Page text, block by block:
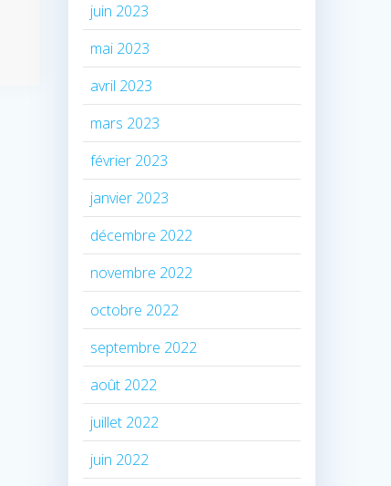
juin 2023
mai 2023
avril 2023
mars 2023
février 2023
janvier 2023
décembre 2022
novembre 2022
octobre 2022
septembre 2022
août 2022
juillet 2022
juin 2022